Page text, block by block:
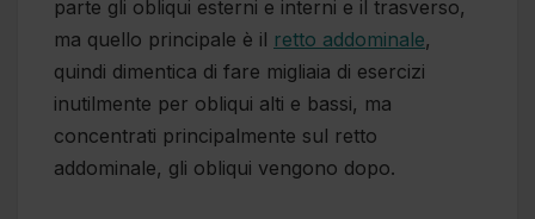
parte gli obliqui esterni e interni e il trasverso,
ma quello principale è il retto addominale,
quindi dimentica di fare migliaia di esercizi
inutilmente per obliqui alti e bassi, ma
concentrati principalmente sul retto
addominale, gli obliqui vengono dopo.